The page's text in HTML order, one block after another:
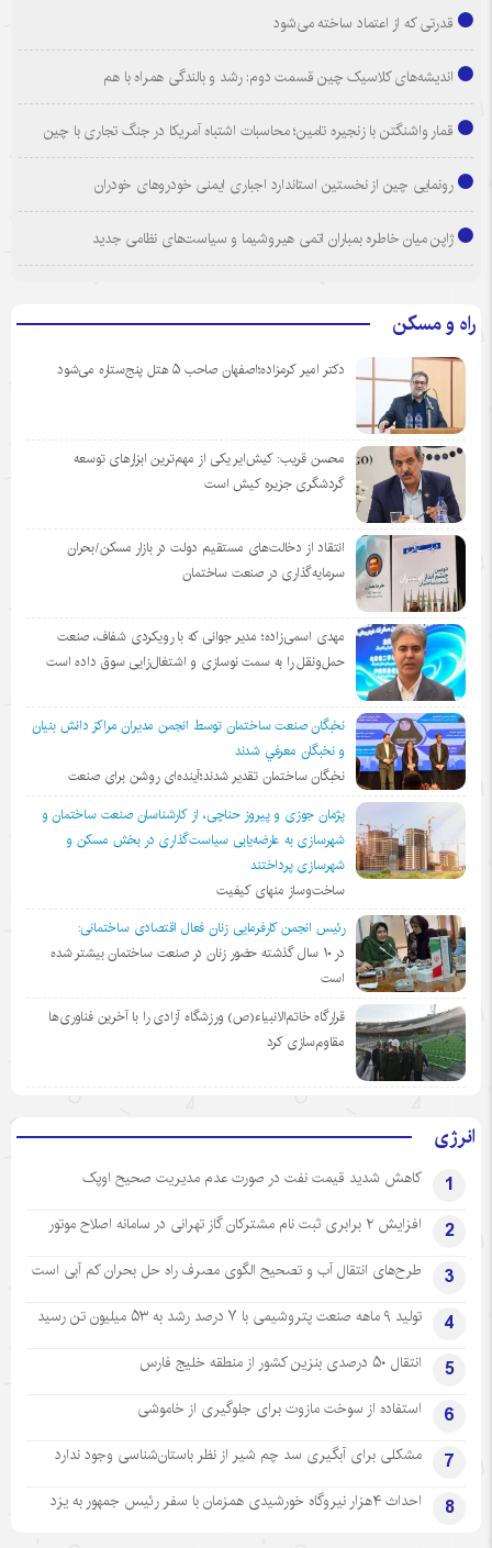
قدرتی که از اعتماد ساخته می‌شود
اندیشه‌های کلاسیک چین قسمت دوم: رشد و بالندگی همراه با هم
قمار واشنگتن با زنجیره تامین؛ محاسبات اشتباه آمریکا در جنگ تجاری با چین
رونمایی چین از نخستین استاندارد اجباری ایمنی خودروهای خودران
ژاپن میان خاطره بمباران اتمی هیروشیما و سیاست‌های نظامی جدید
راه و مسکن
دکتر امیر کرمزاده؛اصفهان صاحب ۵ هتل پنج‌ستاره می‌شود
محسن قریب: کیش‌ایر یکی از مهم‌ترین ابزارهای توسعه
گردشگری جزیره کیش است
انتقاد از دخالت‌های مستقیم دولت در بازار مسکن/بحران
سرمایه‌گذاری در صنعت ساختمان
مهدی اسمی‌زاده؛ مدیر جوانی که با رویکردی شفاف، صنعت
حمل‌ونقل را به سمت نوسازی و اشتغال‌زایی سوق داده است
نخبگان صنعت ساختمان توسط انجمن مديران مراكز دانش بنيان
و نخبگان معرفي شدند
نخبگان ساختمان تقدیر شدند؛آینده‌ای روشن برای صنعت
پژمان جوزی و پیروز حناچی، از کارشناسان صنعت ساختمان و
شهرسازی به عارضه‌یابی سیاست‌گذاری در بخش مسکن و
شهرسازی پرداختند
ساخت‌وساز منهای کیفیت
رئیس انجمن کارفرمایی زنان فعال اقتصادی ساختمانی:
در ١٠ سال گذشته حضور زنان در صنعت ساختمان بیشتر شده
است
قرارگاه خاتم‌الانبیاء(ص) ورزشگاه آزادی را با آخرین فناوری‌ها
مقاوم‌سازی کرد
انرژی
1 کاهش شدید قیمت نفت در صورت عدم مدیریت صحیح اوپک
2 افزایش ۲ برابری ثبت نام مشترکان گاز تهرانی‌ در سامانه اصلاح موتور
3 طرح‌های انتقال آب و تصحیح الگوی مصرف راه حل بحران کم آبی است
4 تولید ۹ ماهه صنعت پتروشیمی با ۷ درصد رشد به ۵۳ میلیون تن رسید
5 انتقال ۵۰ درصدی بنزین کشور از منطقه خلیج فارس
6 استفاده از سوخت مازوت برای جلوگیری از خاموشی
7 مشکلی برای آبگیری سد چم شیر از نظر باستان‌شناسی وجود ندارد
8 احداث ۴هزار نیروگاه خورشیدی همزمان با سفر رئیس جمهور به یزد